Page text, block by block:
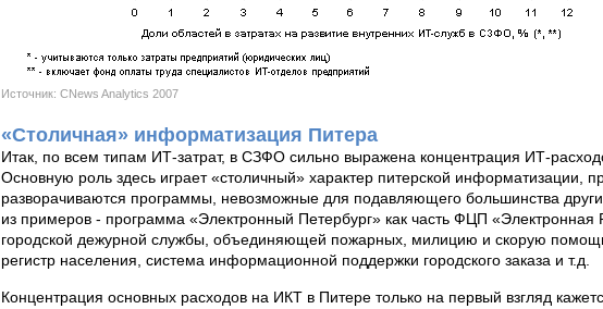
Источник: CNews Analytics 2007
«Столичная» информатизация Питера
Итак, по всем типам ИТ-затрат, в СЗФО сильно выражена концентрация ИТ-
Основную роль здесь играет «столичный» характер питерской информатизации,
разворачиваются программы, невозможные для подавляющего большинства
из примеров - программа «Электронный Петербург» как часть ФЦП «Электронная
городской дежурной службы, объединяющей пожарных, милицию и скорую
регистр населения, система информационной поддержки городского заказа и т.д.
Концентрация основных расходов на ИКТ в Питере только на первый взгляд